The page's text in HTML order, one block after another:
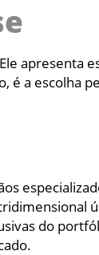
apresenta
é a escolha
do